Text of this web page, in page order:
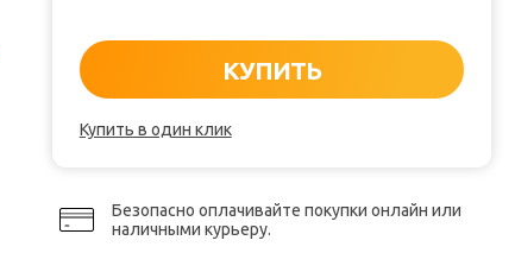
КУПИТЬ
Купить в один клик
Безопасно оплачивайте покупки онлайн или
наличными курьеру.